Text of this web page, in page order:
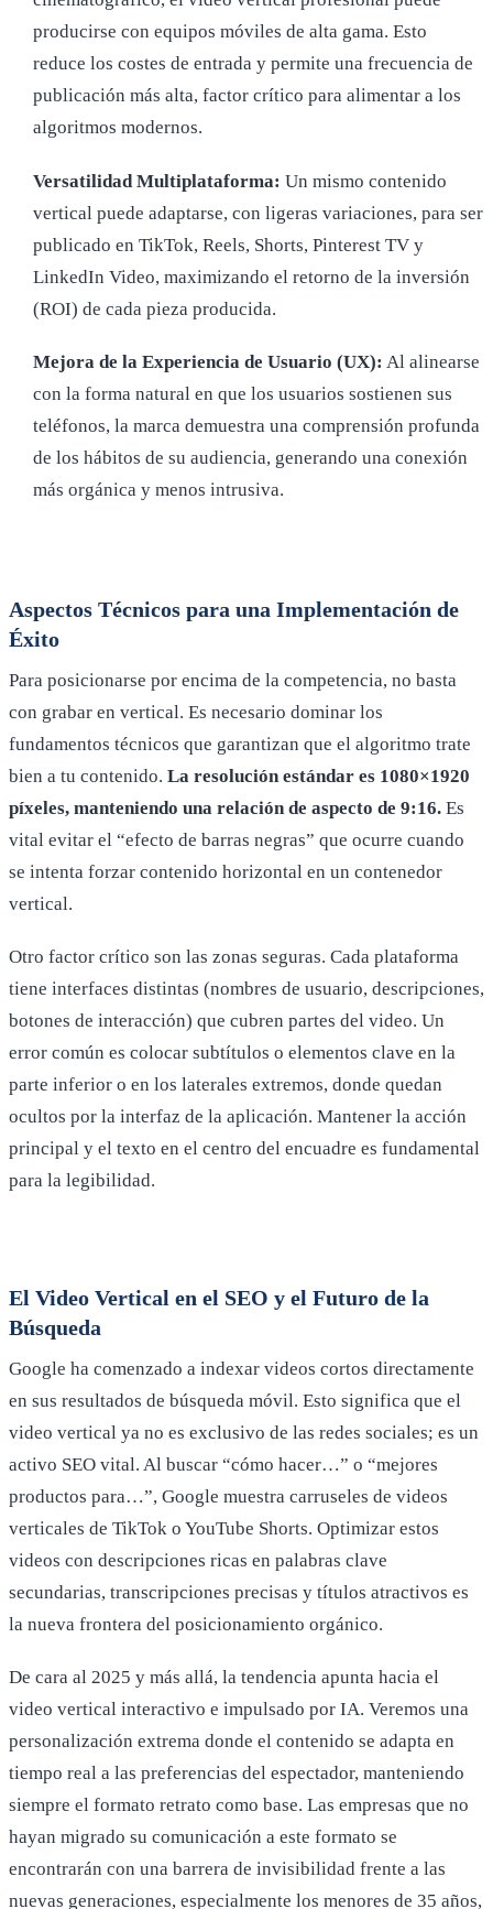
producirse con equipos móviles de alta gama. Esto
reduce los costes de entrada y permite una frecuencia de
publicación más alta, factor crítico para alimentar a los
algoritmos modernos.
Versatilidad Multiplataforma: Un mismo contenido
vertical puede adaptarse, con ligeras variaciones, para ser
publicado en TikTok, Reels, Shorts, Pinterest TV y
LinkedIn Video, maximizando el retorno de la inversión
(ROI) de cada pieza producida.
Mejora de la Experiencia de Usuario (UX): Al alinearse
con la forma natural en que los usuarios sostienen sus
teléfonos, la marca demuestra una comprensión profunda
de los hábitos de su audiencia, generando una conexión
más orgánica y menos intrusiva.
Aspectos Técnicos para una Implementación de
Éxito
Para posicionarse por encima de la competencia, no basta
con grabar en vertical. Es necesario dominar los
fundamentos técnicos que garantizan que el algoritmo trate
bien a tu contenido. La resolución estándar es 1080×1920
píxeles, manteniendo una relación de aspecto de 9:16. Es
vital evitar el “efecto de barras negras” que ocurre cuando
se intenta forzar contenido horizontal en un contenedor
vertical.
Otro factor crítico son las zonas seguras. Cada plataforma
tiene interfaces distintas (nombres de usuario, descripciones,
botones de interacción) que cubren partes del video. Un
error común es colocar subtítulos o elementos clave en la
parte inferior o en los laterales extremos, donde quedan
ocultos por la interfaz de la aplicación. Mantener la acción
principal y el texto en el centro del encuadre es fundamental
para la legibilidad.
El Video Vertical en el SEO y el Futuro de la
Búsqueda
Google ha comenzado a indexar videos cortos directamente
en sus resultados de búsqueda móvil. Esto significa que el
video vertical ya no es exclusivo de las redes sociales; es un
activo SEO vital. Al buscar “cómo hacer…” o “mejores
productos para…”, Google muestra carruseles de videos
verticales de TikTok o YouTube Shorts. Optimizar estos
videos con descripciones ricas en palabras clave
secundarias, transcripciones precisas y títulos atractivos es
la nueva frontera del posicionamiento orgánico.
De cara al 2025 y más allá, la tendencia apunta hacia el
video vertical interactivo e impulsado por IA. Veremos una
personalización extrema donde el contenido se adapta en
tiempo real a las preferencias del espectador, manteniendo
siempre el formato retrato como base. Las empresas que no
hayan migrado su comunicación a este formato se
encontrarán con una barrera de invisibilidad frente a las
nuevas generaciones, especialmente los menores de 35 años,